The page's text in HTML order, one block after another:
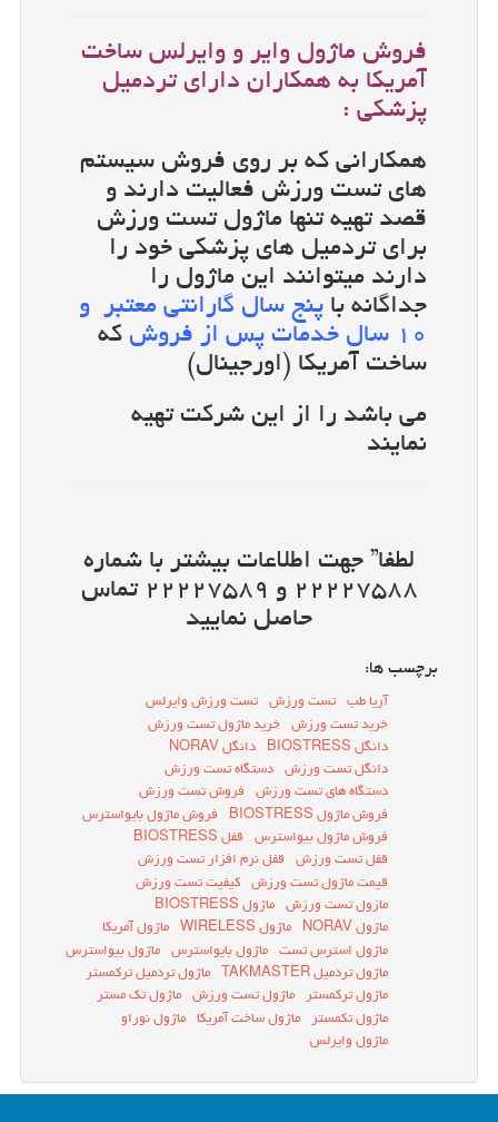
فروش ماژول وایر و وایرلس ساخت
آمریکا به همکاران دارای تردمیل
پزشکی :
همکارانی که بر روی فروش سیستم
های تست ورزش فعالیت دارند و
قصد تهیه تنها ماژول تست ورزش
برای تردمیل های پزشکی خود را
دارند میتوانند این ماژول را
جداگانه باپنج سال گارانتی معتبر و
۱۰ سال خدمات پس از فروش
که
ساخت آمریکا (اورجینال)
می باشد را از این شرکت تهیه
نمایند
لطفا” جهت اطلاعات بیشتر با شماره
۲۲۲۲۷۵۸۸ و ۲۲۲۲۷۵۸۹ تماس
حاصل نمایید
برچسب ها:
آریا طب تست ورزش
تست ورزش وایرلس
خرید تست ورزش
خرید ماژول تست ورزش
دانگل BIOSTRESS
دانگل NORAV
دانگل تست ورزش
دستگاه تست ورزش
دستگاه های تست ورزش
فروش تست ورزش
فروش ماژول BIOSTRESS
فروش ماژول بایواسترس
فروش ماژول بیواسترس
قفل BIOSTRESS
قفل تست ورزش
قفل نرم افزار تست ورزش
قیمت ماژول تست ورزش
کیفیت تست ورزش
مازول تست ورزش
ماژول BIOSTRESS
ماژول NORAV
ماژول WIRELESS
ماژول آمریکا
ماژول استرس تست
ماژول بایواسترس
ماژول بیواسترس
ماژول تردمیل TAKMASTER
ماژول تردمیل ترکمستر
ماژول ترکمستر
ماژول تست ورزش
ماژول تک مستر
ماژول تکمستر
ماژول ساخت آمریکا
ماژول نوراو
ماژول وایرلس